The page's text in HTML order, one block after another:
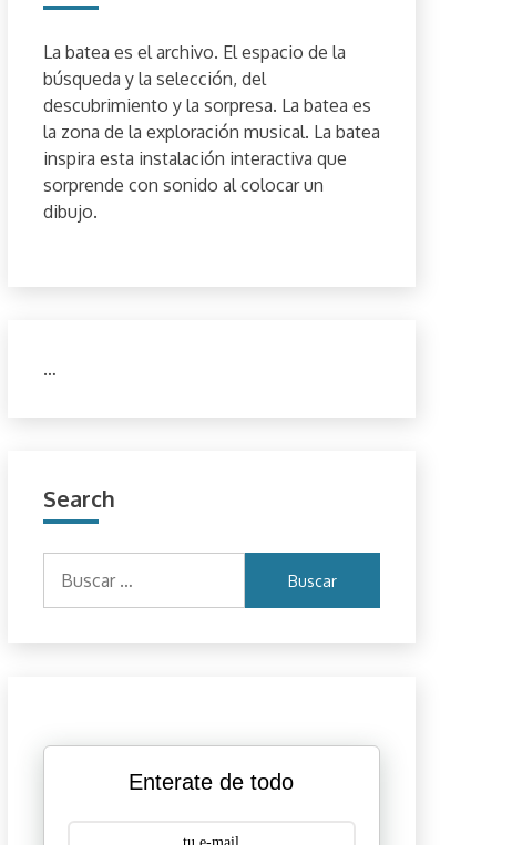
La batea es el archivo. El espacio de la
búsqueda y la selección, del
descubrimiento y la sorpresa. La batea es
la zona de la exploración musical. La batea
inspira esta instalación interactiva que
sorprende con sonido al colocar un
dibujo.
…
Search
Enterate de todo